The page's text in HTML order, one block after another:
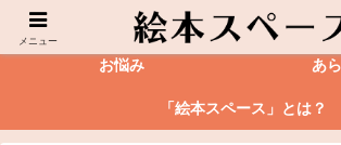
絵本
お悩み あ
「絵本スペース」とは？
メニュー